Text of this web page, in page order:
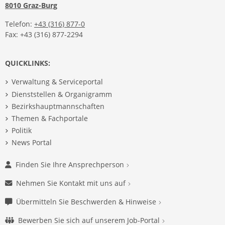
8010 Graz-Burg
Telefon: +43 (316) 877-0
Fax: +43 (316) 877-2294
QUICKLINKS:
Verwaltung & Serviceportal
Dienststellen & Organigramm
Bezirkshauptmannschaften
Themen & Fachportale
Politik
News Portal
Finden Sie Ihre Ansprechperson
Nehmen Sie Kontakt mit uns auf
Übermitteln Sie Beschwerden & Hinweise
Bewerben Sie sich auf unserem Job-Portal